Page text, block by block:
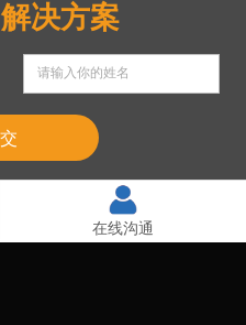
解决方案
在线沟通